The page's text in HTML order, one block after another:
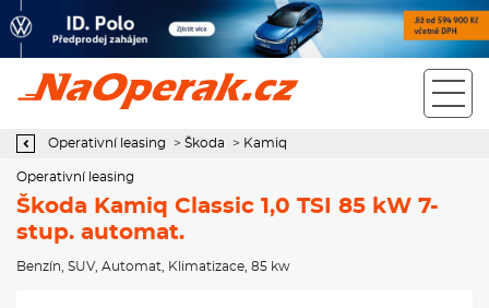
Operativní leasing Škoda Kamiq Classic 1,0 TSI 85 kW 7-stup.
Operativní leasing > Škoda > Kamiq
Operativní leasing
Škoda Kamiq Classic 1,0 TSI 85 kW 7-
stup. automat.
Benzín SUV, Automat Klimatizace , 85 kw